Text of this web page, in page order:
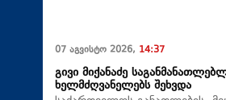
07 აგვისტო 2026, 14:37
გივი მიქანაძე
ხელმძღვანელებს შეხვდა